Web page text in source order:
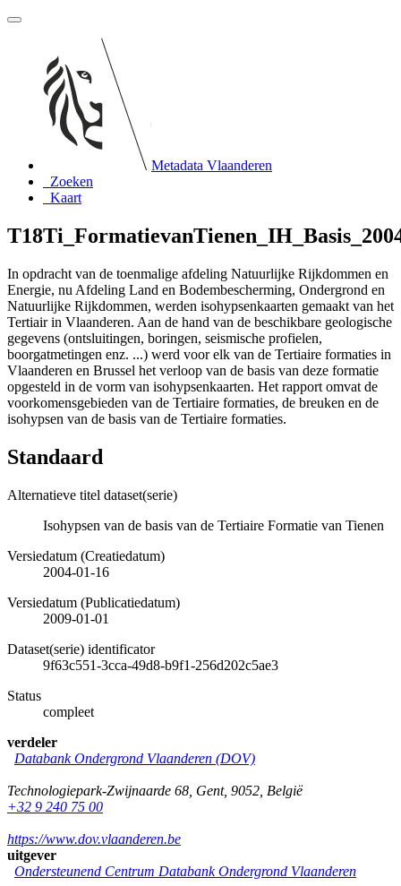
Metadata Vlaanderen
Zoeken
Kaart
In opdracht van de toenmalige afdeling Natuurlijke Rijkdommen en
Energie, nu Afdeling Land en Bodembescherming, Ondergrond en
Natuurlijke Rijkdommen, werden isohypsenkaarten gemaakt van het
Tertiair in Vlaanderen. Aan de hand van de beschikbare geologische
gegevens (ontsluitingen, boringen, seismische profielen,
boorgatmetingen enz. ...) werd voor elk van de Tertiaire formaties in
Vlaanderen en Brussel het verloop van de basis van deze formatie
opgesteld in de vorm van isohypsenkaarten. Het rapport omvat de
voorkomensgebieden van de Tertiaire formaties, de breuken en de
isohypsen van de basis van de Tertiaire formaties.
Standaard
Alternatieve titel dataset(serie)
Isohypsen van de basis van de Tertiaire Formatie van Tienen
Versiedatum (Creatiedatum)
2004-01-16
Versiedatum (Publicatiedatum)
2009-01-01
Dataset(serie) identificator
9f63c551-3cca-49d8-b9f1-256d202c5ae3
Status
compleet
verdeler
Databank Ondergrond Vlaanderen (DOV)
Technologiepark-Zwijnaarde 68 Gent, 9052 België
+32 9 240 75 00
https://www.dov.vlaanderen.be
uitgever
Ondersteunend Centrum Databank Ondergrond Vlaanderen